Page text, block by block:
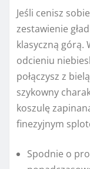
Jeśli cenisz
zestawienie
klasyczną górą.
odcieniu
połączysz z
szykowny
koszulę
finezyjnym
Spodnie o